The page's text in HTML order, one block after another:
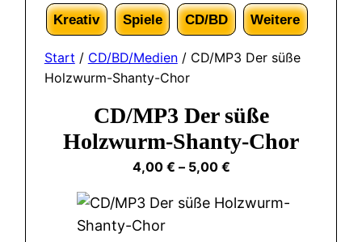
Kreativ Spiele CD/BD Weitere
Start / CD/BD/Medien/ CD/MP3 Der süße
Holzwurm-Shanty-Chor
CD/MP3 Der süße
Holzwurm-Shanty-Chor
4,00 € – 5,00 €